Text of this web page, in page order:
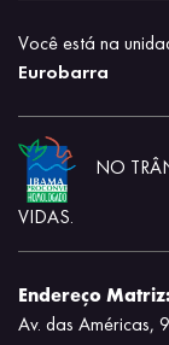
Você está na
Eurobarra
NO
VIDAS.
Endereço Matriz:
Av. das Américas,